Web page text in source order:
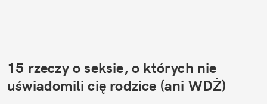
15 rzeczy o seksie, o których nie
uświadomili cię rodzice (ani WDŻ)